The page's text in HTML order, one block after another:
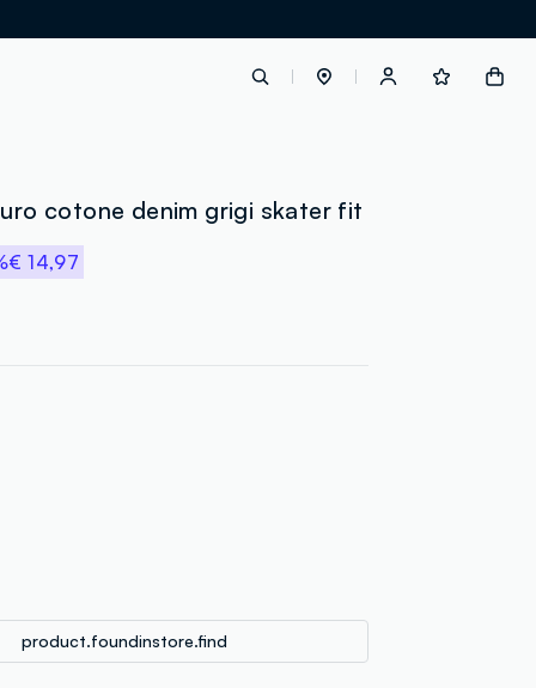
cotone denim grigi skater fit
€ 14,97
product.foundinstore.find